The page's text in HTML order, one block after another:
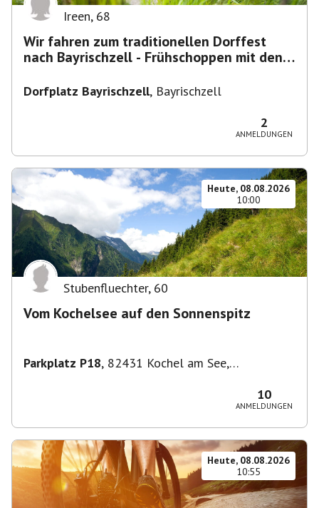
Ireen, 68
Wir fahren zum traditionellen Dorffest
nach Bayrischzell - Frühschoppen mit den
Dorfplatz Bayrischzell, Bayrischzell
2
ANMELDUNGEN
Heute, 08.08.2026
10:00
Stubenfluechter, 60
Vom Kochelsee auf den Sonnenspitz
Parkplatz P18, 82431 Kochel am See,
10
ANMELDUNGEN
Heute, 08.08.2026
10:55